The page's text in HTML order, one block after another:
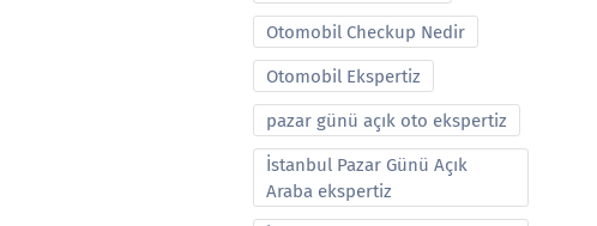
Otomobil Checkup Nedir
Otomobil Ekspertiz
pazar günü açık oto ekspertiz
İstanbul Pazar Günü Açık
Araba ekspertiz